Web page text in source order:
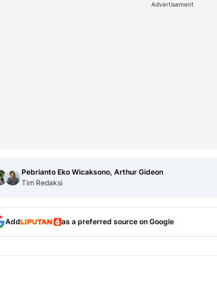
Advertisement
Pebrianto Eko Wicaksono, Arthur Gideon
Tim Redaksi
Add as a preferred source on Google